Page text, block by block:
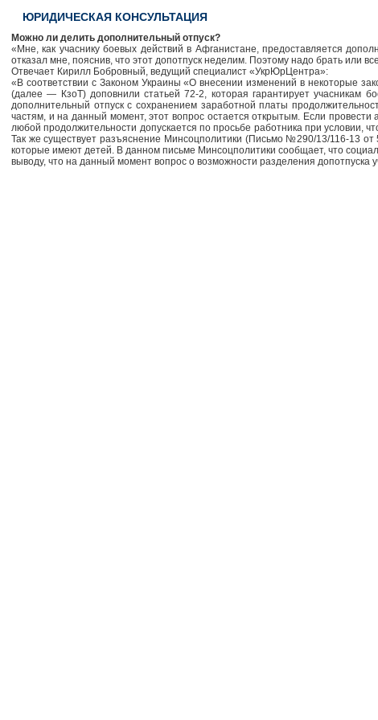
ЮРИДИЧЕСКАЯ КОНСУЛЬТАЦИЯ
Можно ли делить дополнительный отпуск?
«Мне, как учаснику боевых действий в Афганистане, предоставляется
отказал мне, пояснив, что этот допотпуск неделим. Поэтому надо брать или
Отвечает Кирилл Бобровный, ведущий специалист «УкрЮрЦентра»:
«В соответствии с Законом Украины «О внесении изменений в некоторые
(далее — КзоТ) доповнили статьей 72-2, которая гарантирует учасникам
дополнительный отпуск с сохранением заработной платы
частям, и на данный момент, этот вопрос остается открытым. Если
любой продолжительности допускается по просьбе работника при условии,
Так же существует разъяснение Минсоцполитики (Письмо №290/13/116-13 от
которые имеют детей. В данном письме Минсоцполитики сообщает, что
выводу, что на данный момент вопрос о возможности разделения